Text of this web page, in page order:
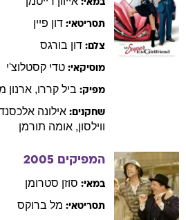
במאי:
תסריטאי: דון פיין
צלם: דון בורגס
מוסיקאי: טדי קסטלוצ'י
מפיק: ביל קררו, ארנון
שחקנים: אילונה
ווילסון, אומה תורמן
המפיקים 2005
במאי: סוזן סטרומן
תסריטאי: מל ברוקס